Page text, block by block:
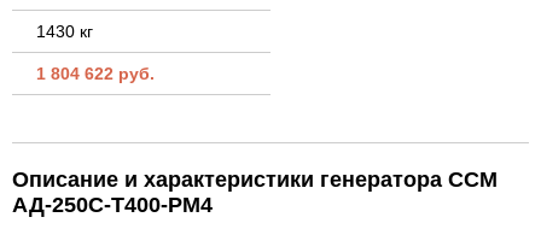
1430 кг
1 804 622 руб.
Описание и характеристики генератора ССМ
АД-250С-Т400-РМ4